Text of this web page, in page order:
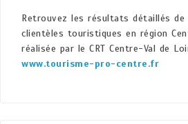
Retrouvez les résultats détaillés de
clientèles touristiques en région
réalisée par le CRT Centre-Val de
www.tourisme-pro-centre.fr